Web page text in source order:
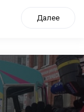
Далее